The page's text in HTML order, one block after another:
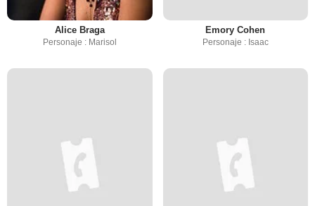
Alice Braga
Personaje : Marisol
Emory Cohen
Personaje : Isaac